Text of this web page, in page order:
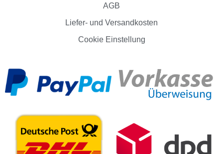
AGB
Liefer- und Versandkosten
Cookie Einstellung